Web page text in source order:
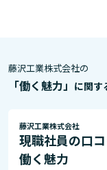
藤沢工業株式会社の
「働く魅力」 に関す
藤沢工業株式会社
現職社員の口
働く魅力